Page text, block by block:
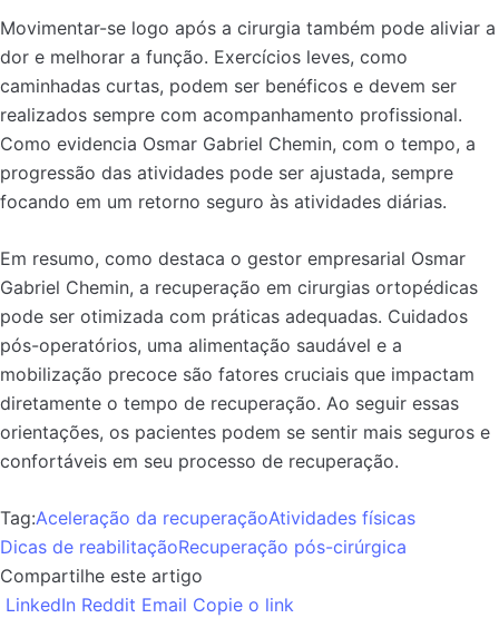
Movimentar-se logo após a cirurgia também pode aliviar a
dor e melhorar a função. Exercícios leves, como
caminhadas curtas, podem ser benéficos e devem ser
realizados sempre com acompanhamento profissional.
Como evidencia Osmar Gabriel Chemin, com o tempo, a
progressão das atividades pode ser ajustada, sempre
focando em um retorno seguro às atividades diárias.
Em resumo, como destaca o gestor empresarial Osmar
Gabriel Chemin, a recuperação em cirurgias ortopédicas
pode ser otimizada com práticas adequadas. Cuidados
pós-operatórios, uma alimentação saudável e a
mobilização precoce são fatores cruciais que impactam
diretamente o tempo de recuperação. Ao seguir essas
orientações, os pacientes podem se sentir mais seguros e
confortáveis em seu processo de recuperação.
Tag:Aceleração da recuperaçãoAtividades físicas
Dicas de reabilitaçãoRecuperação pós-cirúrgica
Compartilhe este artigo
LinkedIn Reddit Email Copie o link